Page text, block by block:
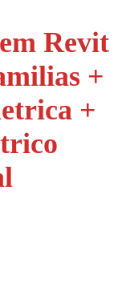
Revit
+
+